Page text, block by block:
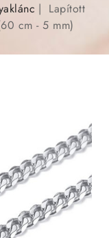
Lapított
cm - 5 mm)